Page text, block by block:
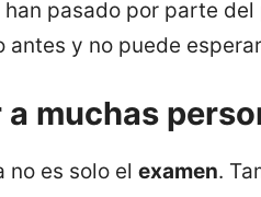
pasado por parte
antes y no puede
muchas
no es solo el examen.